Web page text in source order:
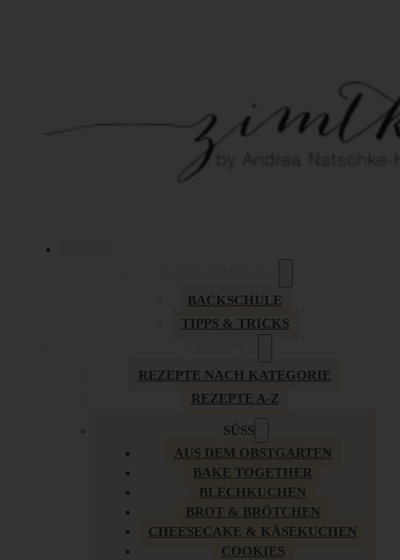
BACKSCHULE
TIPPS & TRICKS
REZEPTE NACH KATEGORIE
REZEPTE A-Z
SÜSS
AUS DEM OBSTGARTEN
BAKE TOGETHER
BLECHKUCHEN
BROT & BRÖTCHEN
CHEESECAKE & KÄSEKUCHEN
COOKIES